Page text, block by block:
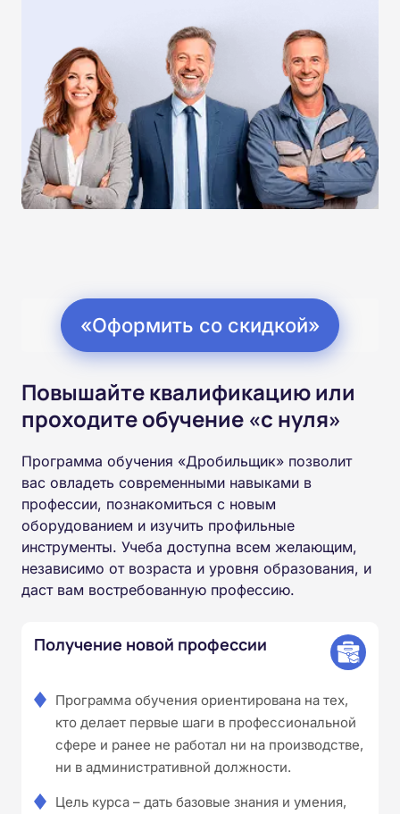
«Оформить со скидкой»
Повышайте квалификацию или
проходите обучение «с нуля»
Программа обучения «Дробильщик» позволит
вас овладеть современными навыками в
профессии, познакомиться с новым
оборудованием и изучить профильные
инструменты. Учеба доступна всем желающим,
независимо от возраста и уровня образования, и
даст вам востребованную профессию.
Получение новой профессии
Программа обучения ориентирована на тех,
кто делает первые шаги в профессиональной
сфере и ранее не работал ни на производстве,
ни в административной должности.
Цель курса – дать базовые знания и умения,